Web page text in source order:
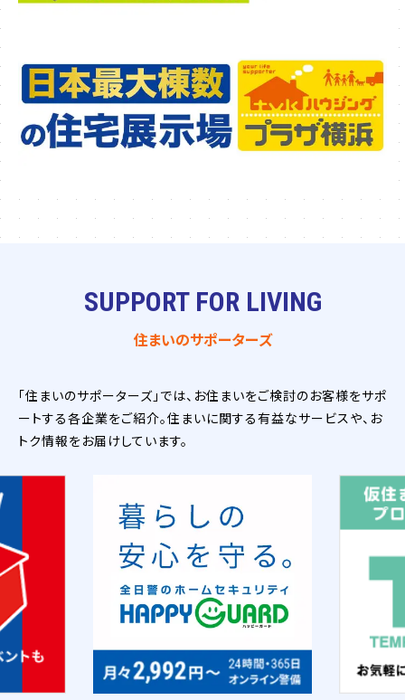
SUPPORT FOR LIVING
住まいのサポーターズ
「住まいのサポーターズ」では、お住まいをご検討のお客様をサポ
ートする各企業をご紹介。住まいに関する有益なサービスや、お
トク情報をお届けしています。